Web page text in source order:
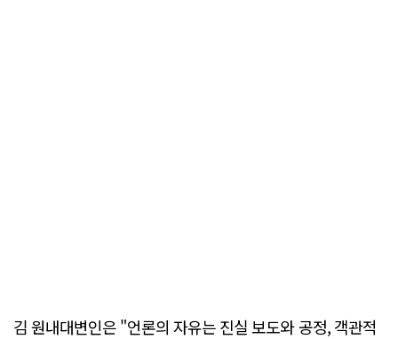
김 원내대변인은 "언론의 자유는 진실 보도와 공정, 객관적